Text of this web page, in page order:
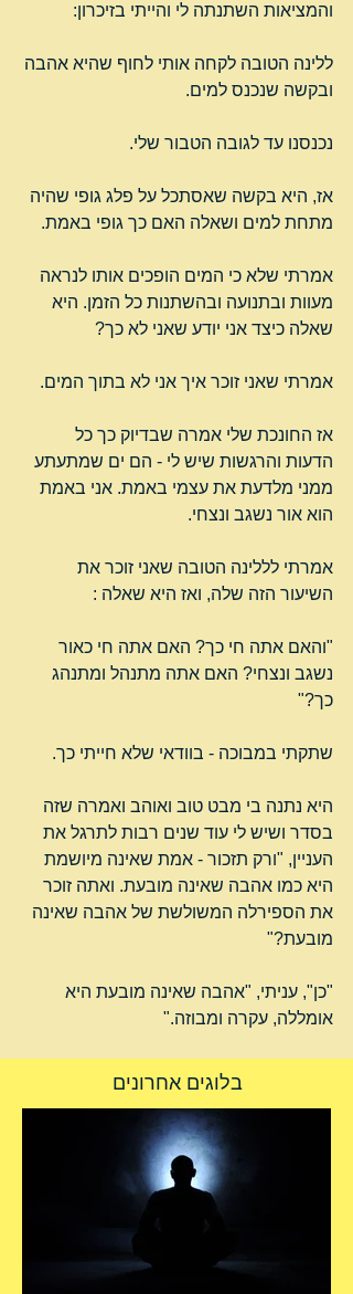
והמציאות השתנתה לי והייתי בזיכרון:
ללינה הטובה לקחה אותי לחוף שהיא אהבה
ובקשה שנכנס למים.
נכנסנו עד לגובה הטבור שלי.
אז, היא בקשה שאסתכל על פלג גופי שהיה
מתחת למים ושאלה האם כך גופי באמת.
אמרתי שלא כי המים הופכים אותו לנראה
מעוות ובתנועה ובהשתנות כל הזמן. היא
שאלה כיצד אני יודע שאני לא כך?
אמרתי שאני זוכר איך אני לא בתוך המים.
אז החונכת שלי אמרה שבדיוק כך כל
הדעות והרגשות שיש לי - הם ים שמתעתע
ממני מלדעת את עצמי באמת. אני באמת
הוא אור נשגב ונצחי.
אמרתי לללינה הטובה שאני זוכר את
השיעור הזה שלה, ואז היא שאלה :
"והאם אתה חי כך? האם אתה חי כאור
נשגב ונצחי? האם אתה מתנהל ומתנהג
כך?"
שתקתי במבוכה - בוודאי שלא חייתי כך.
היא נתנה בי מבט טוב ואוהב ואמרה שזה
בסדר ושיש לי עוד שנים רבות לתרגל את
העניין, "ורק תזכור - אמת שאינה מיושמת
היא כמו אהבה שאינה מובעת. ואתה זוכר
את הספירלה המשולשת של אהבה שאינה
מובעת?"
"כן", עניתי, "אהבה שאינה מובעת היא
אומללה, עקרה ומבוזה."
בלוגים אחרונים